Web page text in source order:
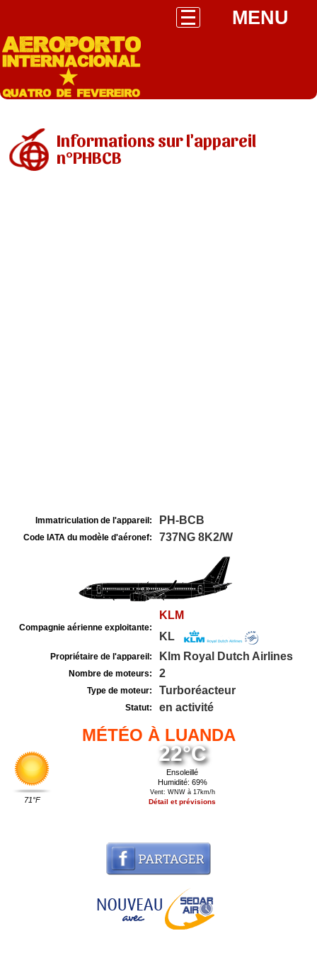
MENU
Informations sur l'appareil
n°PHBCB
Immatriculation de l'appareil: PH-BCB
Code IATA du modèle d'aéronef: 737NG 8K2/W
Compagnie aérienne exploitante:
KLM
KL
Propriétaire de l'appareil: Klm Royal Dutch Airlines
Nombre de moteurs: 2
Type de moteur: Turboréacteur
Statut: en activité
MÉTÉO À LUANDA
71°F
22°C
Ensoleillé
Humidité: 69%
Vent: WNW à 17km/h
Détail et prévisions